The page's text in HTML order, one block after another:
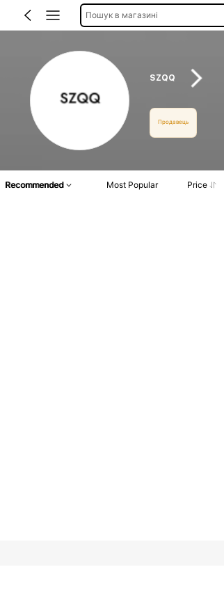
Пошук в магазині
SZQQ
Продавець
Recommended Most Popular Price